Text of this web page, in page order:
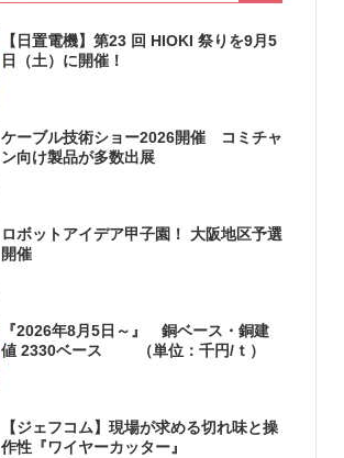
【日置電機】第23 回 HIOKI 祭りを9月5
日（土）に開催！
ケーブル技術ショー2026開催 コミチャ
ン向け製品が多数出展
ロボットアイデア甲子園！ 大阪地区予選
開催
『2026年8月5日～』 銅ベース・銅建
値 2330ベース （単位：千円/ｔ）
【ジェフコム】現場が求める切れ味と操
作性『ワイヤーカッター』